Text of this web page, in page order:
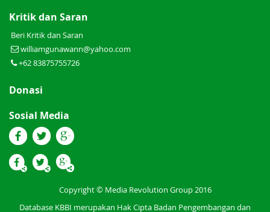
Kritik dan Saran
Beri Kritik dan Saran
williamgunawann@yahoo.com
+62 83875755726
Donasi
Sosial Media
Copyright © Media Revolution Group 2016
Database KBBI merupakan Hak Cipta Badan Pengembangan dan